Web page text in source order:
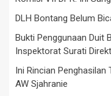
DLH Bontang Belum
Bukti Penggunaan Duit
Inspektorat Surati
Ini Rincian Penghasilan
AW Sjahranie